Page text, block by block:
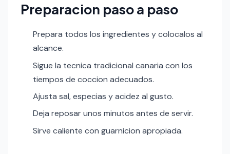
Preparacion paso a paso
Prepara todos los ingredientes y colocalos al
alcance.
Sigue la tecnica tradicional canaria con los
tiempos de coccion adecuados.
Ajusta sal, especias y acidez al gusto.
Deja reposar unos minutos antes de servir.
Sirve caliente con guarnicion apropiada.